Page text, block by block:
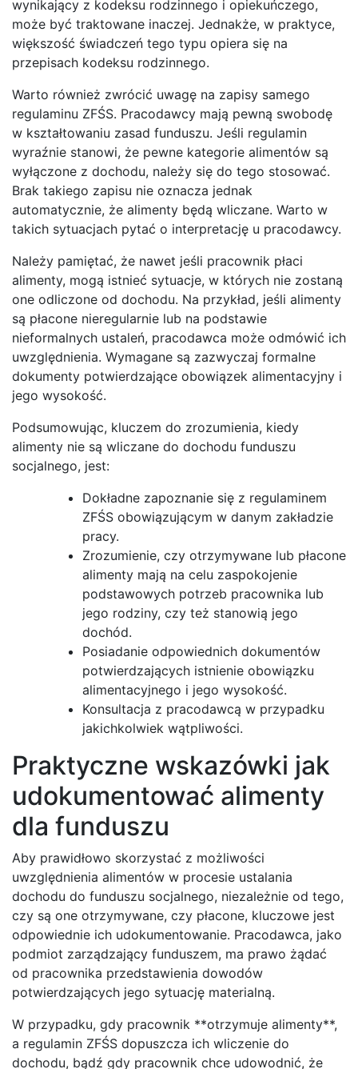
wynikający z kodeksu rodzinnego i opiekuńczego,
może być traktowane inaczej. Jednakże, w praktyce,
większość świadczeń tego typu opiera się na
przepisach kodeksu rodzinnego.
Warto również zwrócić uwagę na zapisy samego
regulaminu ZFŚS. Pracodawcy mają pewną swobodę
w kształtowaniu zasad funduszu. Jeśli regulamin
wyraźnie stanowi, że pewne kategorie alimentów są
wyłączone z dochodu, należy się do tego stosować.
Brak takiego zapisu nie oznacza jednak
automatycznie, że alimenty będą wliczane. Warto w
takich sytuacjach pytać o interpretację u pracodawcy.
Należy pamiętać, że nawet jeśli pracownik płaci
alimenty, mogą istnieć sytuacje, w których nie zostaną
one odliczone od dochodu. Na przykład, jeśli alimenty
są płacone nieregularnie lub na podstawie
nieformalnych ustaleń, pracodawca może odmówić ich
uwzględnienia. Wymagane są zazwyczaj formalne
dokumenty potwierdzające obowiązek alimentacyjny i
jego wysokość.
Podsumowując, kluczem do zrozumienia, kiedy
alimenty nie są wliczane do dochodu funduszu
socjalnego, jest:
Dokładne zapoznanie się z regulaminem
ZFŚS obowiązującym w danym zakładzie
pracy.
Zrozumienie, czy otrzymywane lub płacone
alimenty mają na celu zaspokojenie
podstawowych potrzeb pracownika lub
jego rodziny, czy też stanowią jego
dochód.
Posiadanie odpowiednich dokumentów
potwierdzających istnienie obowiązku
alimentacyjnego i jego wysokość.
Konsultacja z pracodawcą w przypadku
jakichkolwiek wątpliwości.
Praktyczne wskazówki jak
udokumentować alimenty
dla funduszu
Aby prawidłowo skorzystać z możliwości
uwzględnienia alimentów w procesie ustalania
dochodu do funduszu socjalnego, niezależnie od tego,
czy są one otrzymywane, czy płacone, kluczowe jest
odpowiednie ich udokumentowanie. Pracodawca, jako
podmiot zarządzający funduszem, ma prawo żądać
od pracownika przedstawienia dowodów
potwierdzających jego sytuację materialną.
W przypadku, gdy pracownik **otrzymuje alimenty**,
a regulamin ZFŚS dopuszcza ich wliczenie do
dochodu, bądź gdy pracownik chce udowodnić, że